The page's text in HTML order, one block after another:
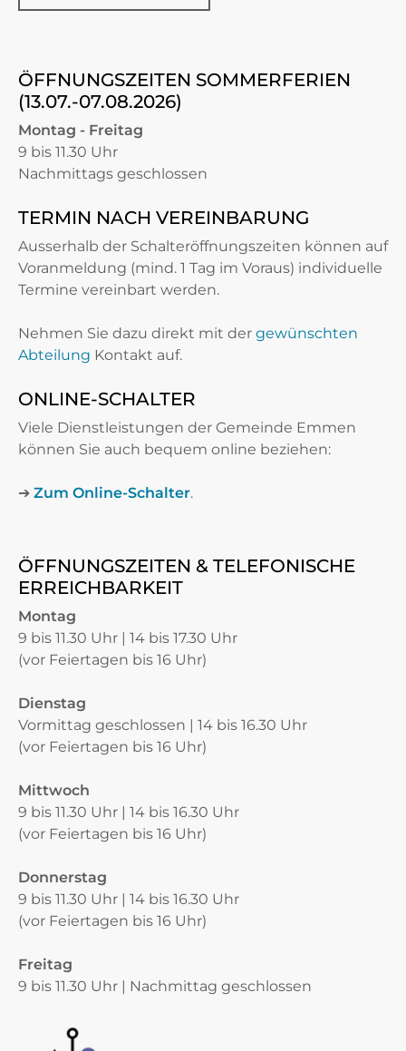
ÖFFNUNGSZEITEN SOMMERFERIEN
(13.07.-07.08.2026)
Montag - Freitag
9 bis 11.30 Uhr
Nachmittags geschlossen
TERMIN NACH VEREINBARUNG
Ausserhalb der Schalteröffnungszeiten können auf
Voranmeldung (mind. 1 Tag im Voraus) individuelle
Termine vereinbart werden.
Nehmen Sie dazu direkt mit der gewünschten
Abteilung Kontakt auf.
ONLINE-SCHALTER
Viele Dienstleistungen der Gemeinde Emmen
können Sie auch bequem online beziehen:
➔ Zum Online-Schalter.
ÖFFNUNGSZEITEN & TELEFONISCHE
ERREICHBARKEIT
Montag
9 bis 11.30 Uhr | 14 bis 17.30 Uhr
(vor Feiertagen bis 16 Uhr)
Dienstag
Vormittag geschlossen | 14 bis 16.30 Uhr
(vor Feiertagen bis 16 Uhr)
Mittwoch
9 bis 11.30 Uhr | 14 bis 16.30 Uhr
(vor Feiertagen bis 16 Uhr)
Donnerstag
9 bis 11.30 Uhr | 14 bis 16.30 Uhr
(vor Feiertagen bis 16 Uhr)
Freitag
9 bis 11.30 Uhr | Nachmittag geschlossen
Verschiedene Informationen